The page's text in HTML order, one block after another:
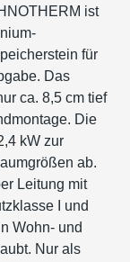
ist
für
Das
ca. 8,5 cm tief
Die
kW zur
ab.
Leitung mit
I und
Wohn- und
Nur als